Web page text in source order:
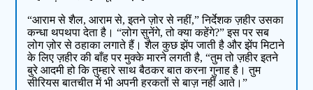
“आराम से शैल, आराम से, इतने ज़ोर से नहीं,” निर्देशक ज़हीर उसका
कन्धा थपथपा देता है। “लोग सुनेंगे, तो क्या कहेंगे?” इस पर सब
लोग ज़ोर से ठहाका लगाते हैं। शैल कुछ झेंप जाती है और झेंप मिटाने
के लिए ज़हीर की बाँह पर मुक्के मारने लगती है, “तुम तो ज़हीर इतने
बुरे आदमी हो कि तुम्हारे साथ बैठकर बात करना गुनाह है। तुम
सीरियस बातचीत में भी अपनी हरकतों से बाज़ नहीं आते।”